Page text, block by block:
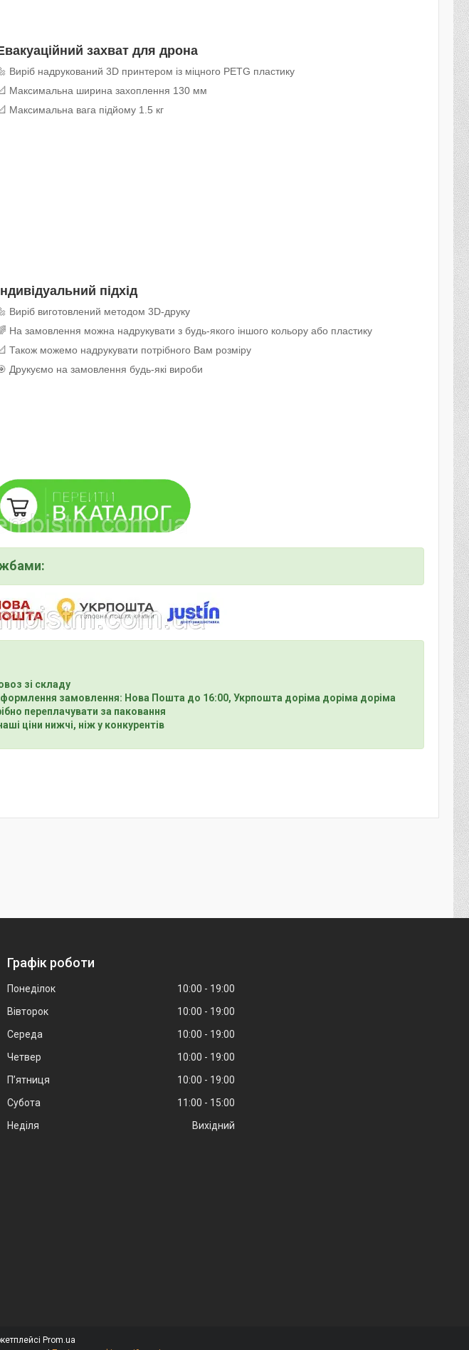
захват для дрона
Виріб надрукований 3D принтером із міцного PETG пластику
Максимальна ширина захоплення 130 мм
Максимальна вага підйому 1.5 кг
підхід
Виріб виготовлений методом 3D-друку
На замовлення можна надрукувати з будь-якого іншого кольору або пластику
Також можемо надрукувати потрібного Вам розміру
Друкуємо на замовлення будь-які вироби
зі складу
замовлення: Нова Пошта до 16:00, Укрпошта доріма доріма доріма
переплачувати за паковання
ціни нижчі, ніж у конкурентів
Графік роботи
Понеділок 10:00
19:00
Вівторок
10:00
19:00
Середа
10:00
19:00
Четвер
10:00
19:00
Пʼятниця
10:00
19:00
Субота
11:00
15:00
Неділя
Вихідний
Prom.ua